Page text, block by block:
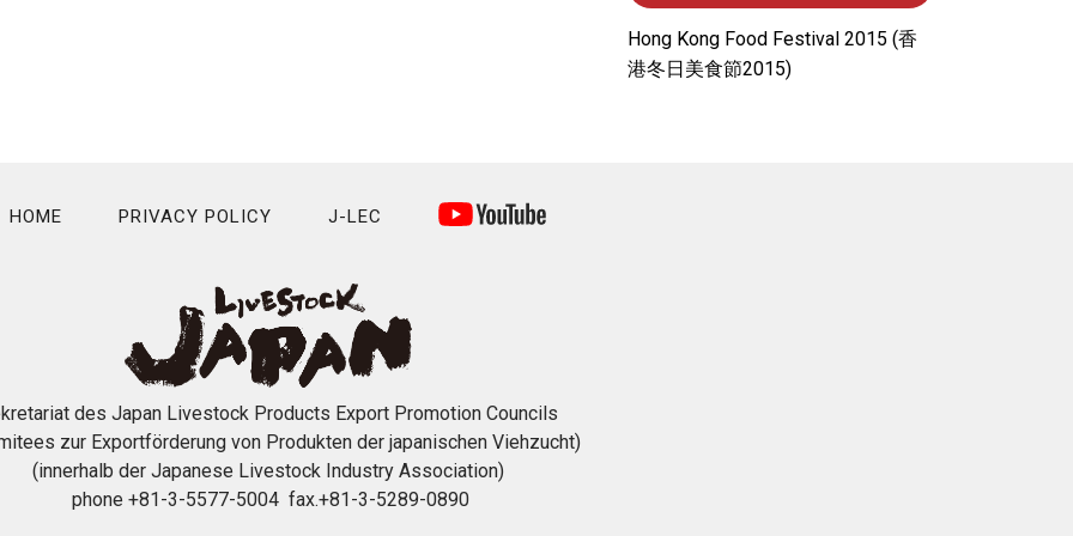
Hong Kong Food Festival 2015 (⾹
港冬⽇美⾷節2015)
HOME PRIVACY POLICY J-LEC
des Japan Livestock Products Export Promotion Councils
zur Exportförderung von Produkten der japanischen Viehzucht)
(innerhalb der Japanese Livestock Industry Association)
phone +81-3-5577-5004 fax.+81-3-5289-0890